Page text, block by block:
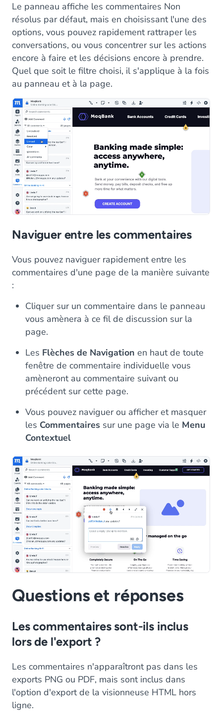
Le panneau affiche les commentaires Non
résolus par défaut, mais en choisissant l'une des
options, vous pouvez rapidement rattraper les
conversations, ou vous concentrer sur les actions
encore à faire et les décisions encore à prendre.
Quel que soit le filtre choisi, il s'applique à la fois
au panneau et à la page.
Naviguer entre les commentaires
Vous pouvez naviguer rapidement entre les
commentaires d'une page de la manière suivante
:
Cliquer sur un commentaire dans le panneau
vous amènera à ce fil de discussion sur la
page.
Les Flèches de Navigation en haut de toute
fenêtre de commentaire individuelle vous
amèneront au commentaire suivant ou
précédent sur cette page.
Vous pouvez naviguer ou afficher et masquer
les Commentaires sur une page via le Menu
Contextuel
Questions et réponses
Les commentaires sont-ils inclus
lors de l'export ?
Les commentaires n'apparaîtront pas dans les
exports PNG ou PDF, mais sont inclus dans
l'option d'export de la visionneuse HTML hors
ligne.